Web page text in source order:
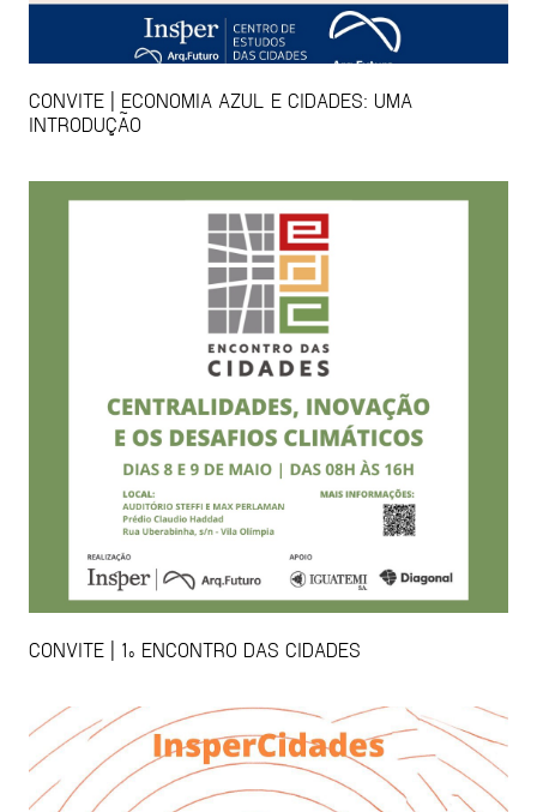
CONVITE | ECONOMIA AZUL E CIDADES: UMA
INTRODUÇÃO
CONVITE | 1º ENCONTRO DAS CIDADES